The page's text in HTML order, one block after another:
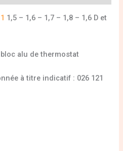
1,5 – 1,6 – 1,7 – 1,8 – 1,6 D et
alu de thermostat
à titre indicatif : 026 121